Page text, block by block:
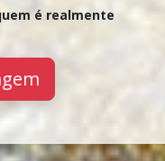
é realmente